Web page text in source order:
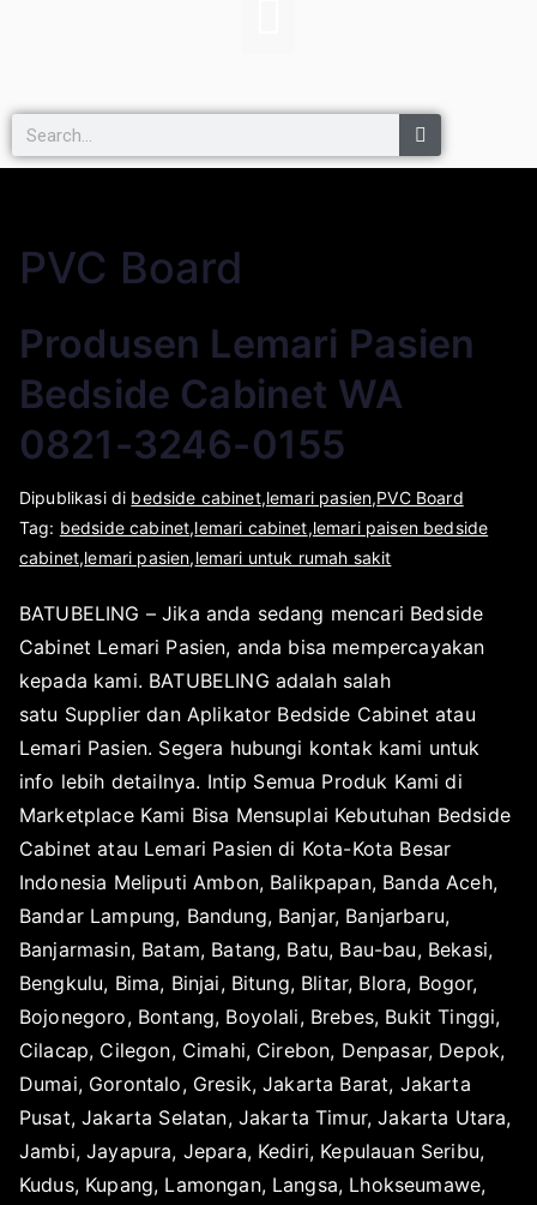
PVC Board
Produsen Lemari Pasien
Bedside Cabinet WA
0821-3246-0155
O
l
e
a
p
l
i
k
o
r
s
u
r
a
b
a
D
i
p
b
l
i
k
a
p
a
d
a
N
o
v
b
e
r
3
Dipublikasi di bedside cabinet,lemari pasien,PVC Board
Tag: bedside cabinet,lemari cabinet,lemari paisen bedside
cabinet,lemari pasien,lemari untuk rumah sakit
T
i
d
k
A
d
a
K
e
n
t
a
r
BATUBELING – Jika anda sedang mencari Bedside
Cabinet Lemari Pasien, anda bisa mempercayakan
kepada kami. BATUBELING adalah salah
satu Supplier dan Aplikator Bedside Cabinet atau
Lemari Pasien. Segera hubungi kontak kami untuk
info lebih detailnya. Intip Semua Produk Kami di
Marketplace Kami Bisa Mensuplai Kebutuhan Bedside
Cabinet atau Lemari Pasien di Kota-Kota Besar
Indonesia Meliputi Ambon, Balikpapan, Banda Aceh,
Bandar Lampung, Bandung, Banjar, Banjarbaru,
Banjarmasin, Batam, Batang, Batu, Bau-bau, Bekasi,
Bengkulu, Bima, Binjai, Bitung, Blitar, Blora, Bogor,
Bojonegoro, Bontang, Boyolali, Brebes, Bukit Tinggi,
Cilacap, Cilegon, Cimahi, Cirebon, Denpasar, Depok,
Dumai, Gorontalo, Gresik, Jakarta Barat, Jakarta
Pusat, Jakarta Selatan, Jakarta Timur, Jakarta Utara,
Jambi, Jayapura, Jepara, Kediri, Kepulauan Seribu,
Kudus, Kupang, Lamongan, Langsa, Lhokseumawe,